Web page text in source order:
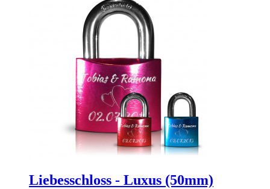
Liebesschloss - Luxus (50mm)